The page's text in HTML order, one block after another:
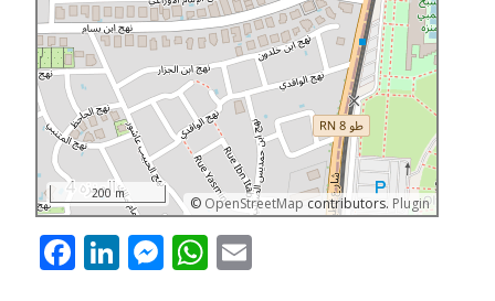
© OpenStreetMap contributors. Plugin
200 m
Facebook
LinkedIn
Messenger
WhatsApp